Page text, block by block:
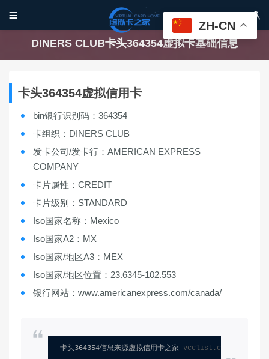
 
DINERS CLUB卡头364354虚拟卡基础信息
卡头364354虚拟信用卡
bin银行识别码：364354
卡组织：DINERS CLUB
发卡公司/发卡行：AMERICAN EXPRESS
COMPANY
卡片属性：CREDIT
卡片级别：STANDARD
Iso国家名称：Mexico
Iso国家A2：MX
Iso国家/地区A3：MEX
Iso国家/地区位置：23.6345-102.553
银行网站：www.americanexpress.com/canada/
卡头364354信息来源虚拟信用卡之家 vcclist.com
ZH-CN